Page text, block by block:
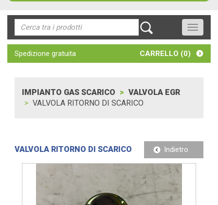
Toggle
Spedizione gratuita CARRELLO (0)
IMPIANTO GAS SCARICO
VALVOLA EGR
VALVOLA RITORNO DI SCARICO
Indietro
VALVOLA RITORNO DI SCARICO